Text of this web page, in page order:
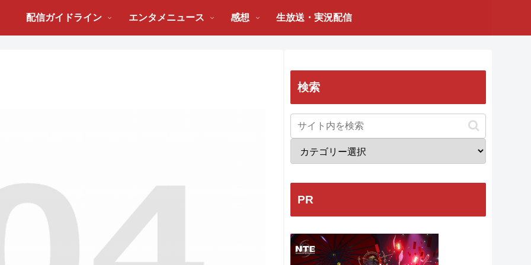
配信ガイドライン エンタメニュース 感想 生放送・実況配信
検索
PR